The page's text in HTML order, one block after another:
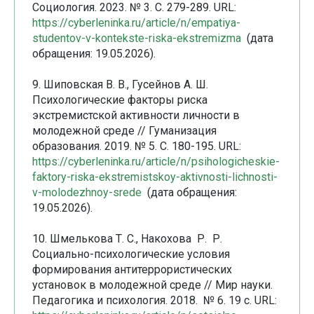
Социология. 2023. № 3. С. 279-289. URL:
https://cyberleninka.ru/article/n/empatiya-
studentov-v-kontekste-riska-ekstremizma (дата
обращения: 19.05.2026).
9. Шиповская В. В., Гусейнов А. Ш.
Психологические факторы риска
экстремистской активности личности в
молодежной среде // Гуманизация
образования. 2019. № 5. С. 180-195. URL:
https://cyberleninka.ru/article/n/psihologicheskie-
faktory-riska-ekstremistskoy-aktivnosti-lichnosti-
v-molodezhnoy-srede (дата обращения:
19.05.2026).
10. Шмелькова Т. С., Накохова Р. Р.
Социально-психологические условия
формирования антитеррористических
установок в молодежной среде // Мир науки.
Педагогика и психология. 2018. № 6. 19 с. URL: